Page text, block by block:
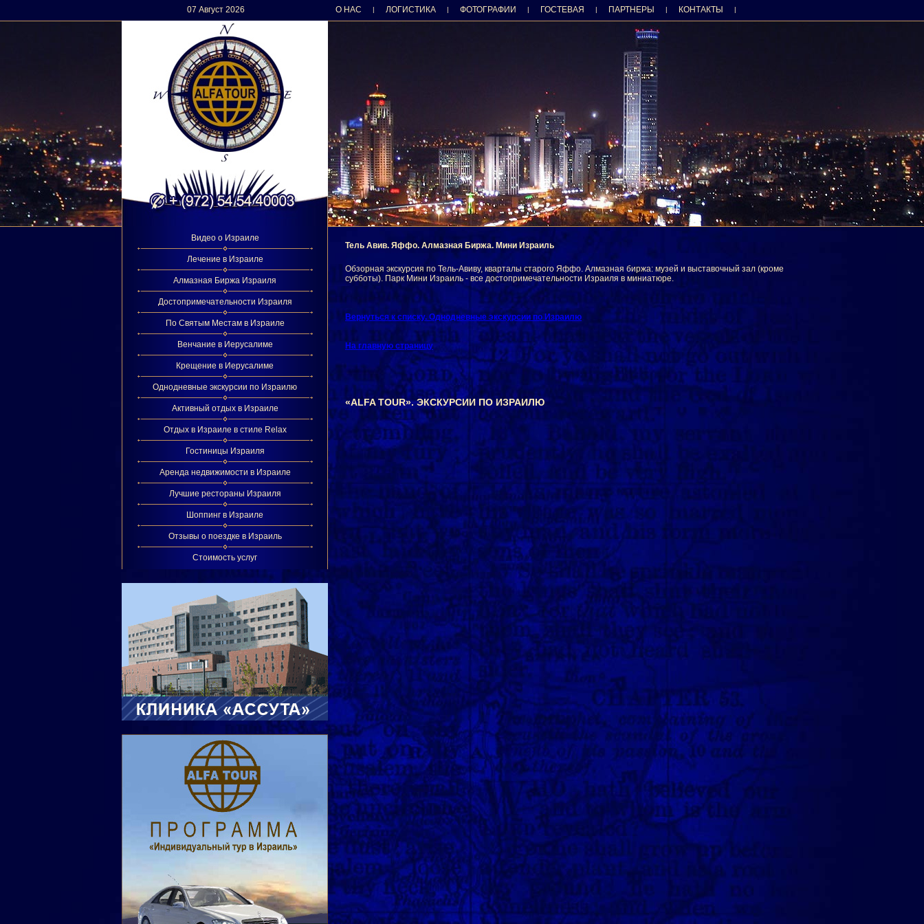
07 Август 2026 О НАС | ЛОГИСТИКА | ФОТОГРАФИИ | ГОСТЕВАЯ | ПАРТНЕРЫ | КОНТАКТЫ |
Видео о Израиле
Лечение в Израиле
Алмазная Биржа Израиля
Достопримечательности Израиля
По Святым Местам в Израиле
Венчание в Иерусалиме
Крещение в Иерусалиме
Однодневные экскурсии по Израилю
Активный отдых в Израиле
Отдых в Израиле в стиле Relax
Гостиницы Израиля
Аренда недвижимости в Израиле
Лучшие рестораны Израиля
Шоппинг в Израиле
Отзывы о поездке в Израиль
Стоимость услуг
Тель Авив. Яффо. Алмазная Биржа. Мини Израиль
Обзорная экскурсия по Тель-Авиву, кварталы старого Яффо. Алмазная биржа: музей и выставочный зал (кроме
субботы). Парк Мини Израиль - все достопримечательности Израиля в миниатюре.
Вернуться к списку. Однодневные экскурсии по Израилю
На главную страницу
«ALFA TOUR». ЭКСКУРСИИ ПО ИЗРАИЛЮ